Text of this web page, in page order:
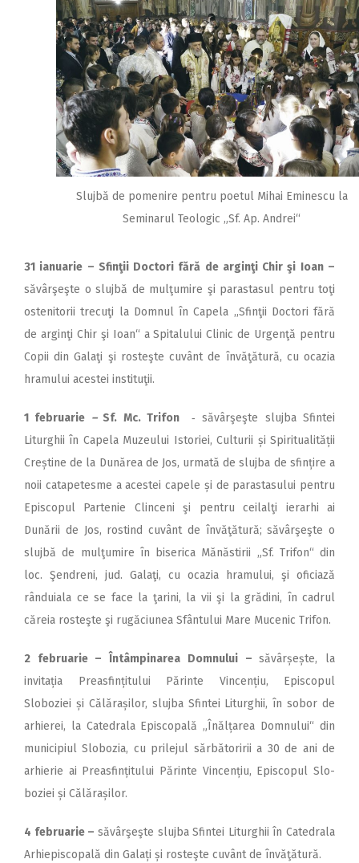
Slujbă de pomenire pentru poetul Mihai Eminescu la
Seminarul Teologic „Sf. Ap. Andrei“
31 ianuarie – Sfinţii Doctori fără de arginţi Chir şi Ioan –
săvârşeşte o slujbă de mulţumire şi parastasul pentru toţi
ostenitorii trecuţi la Domnul în Capela ,,Sfinţii Doctori fără
de arginţi Chir şi Ioan“ a Spitalului Clinic de Urgenţă pentru
Copii din Galaţi şi rosteşte cuvânt de învăţătură, cu ocazia
hramului acestei instituţii.
1 februarie – Sf. Mc. Trifon
‑ săvârşeşte slujba Sfintei
Liturghii în Capela Muzeului Istoriei, Culturii și Spiritualității
Creștine de la Dunărea de Jos, urmată de slujba de sfințire a
noii catapetesme a acestei capele și de parastasului pentru
Episcopul Partenie Clinceni şi pentru ceilalţi ierarhi ai
Dunării de Jos, rostind cuvânt de învăţătură; săvârşeşte o
slujbă de mulţumire în biserica Mănăstirii „Sf. Trifon“ din
loc. Şendreni, jud. Galaţi, cu ocazia hramului, şi oficiază
rânduiala ce se face la ţarini, la vii şi la grădini, în cadrul
căreia rosteşte şi rugăciunea Sfântului Mare Mucenic Trifon.
2 februarie – Întâmpinarea Domnului –săvârșește, la
invitația Preasfințitului Părinte Vincențiu, Episcopul
Sloboziei și Călărașilor, slujba Sfintei Liturghii, în sobor de
arhierei, la Catedrala Episcopală „Înălțarea Domnului“ din
municipiul Slobozia, cu prilejul sărbătoririi a 30 de ani de
arhierie ai Preasfințitului Părinte Vincențiu, Episcopul Slo­
boziei și Călărașilor.
4 februarie – săvârşeşte slujba Sfintei Liturghii în Catedrala
Arhiepiscopală din Galați și rosteşte cuvânt de învăţătură.